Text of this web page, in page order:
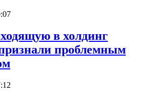
в холдинг
проблемным